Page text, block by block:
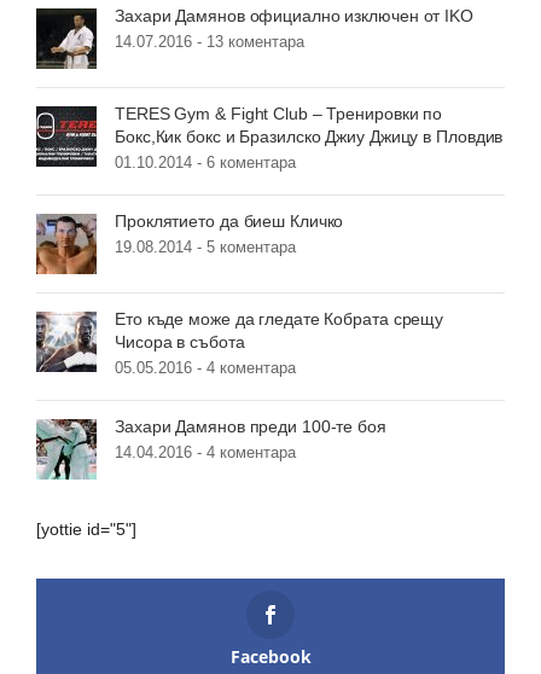
Захари Дамянов официално изключен от IKO
14.07.2016 - 13 коментара
TERES Gym & Fight Club – Тренировки по
Бокс,Кик бокс и Бразилско Джиу Джицу в Пловдив
01.10.2014 - 6 коментара
Проклятието да биеш Кличко
19.08.2014 - 5 коментара
Ето къде може да гледате Кобрата срещу
Чисора в събота
05.05.2016 - 4 коментара
Захари Дамянов преди 100-те боя
14.04.2016 - 4 коментара
[yottie id="5"]
Facebook